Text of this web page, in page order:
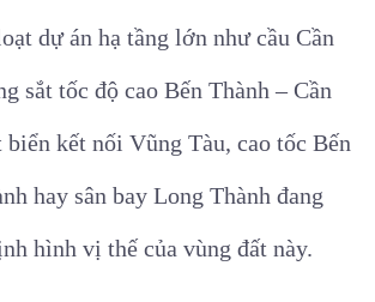
dự án hạ tầng lớn như cầu Cần
sắt tốc độ cao Bến Thành – Cần
kết nối Vũng Tàu, cao tốc Bến
hay sân bay Long Thành đang
hình vị thế của vùng đất này.